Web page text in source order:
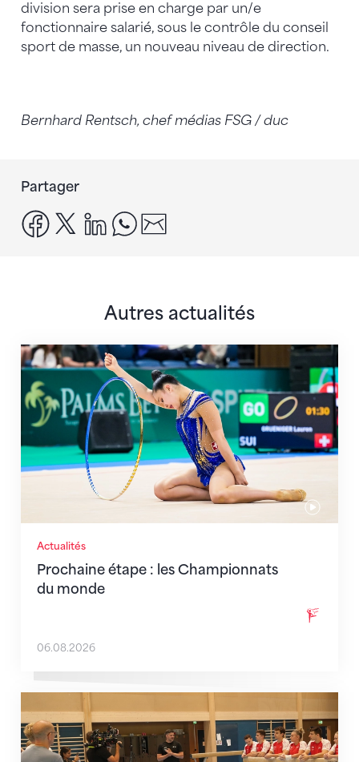
division sera prise en charge par un/e
fonctionnaire salarié, sous le contrôle du conseil
sport de masse, un nouveau niveau de direction.
Bernhard Rentsch, chef médias FSG / duc
Partager
facebook
x linkedinwhatsapp
Autres actualités
Actualités
Prochaine étape : les Championnats
du monde
Prochaine étape : les Championnats du monde
06.08.2026
En route pour Zagreb avec des objectifs clairs